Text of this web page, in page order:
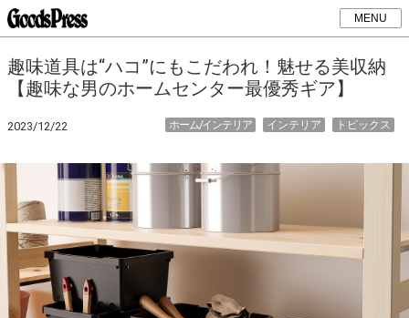
MENU
趣味道具は“ハコ”にもこだわれ！魅せる美収納
【趣味な男のホームセンター最優秀ギア】
2023/12/22 トピックス
インテリア
ホーム/インテリア